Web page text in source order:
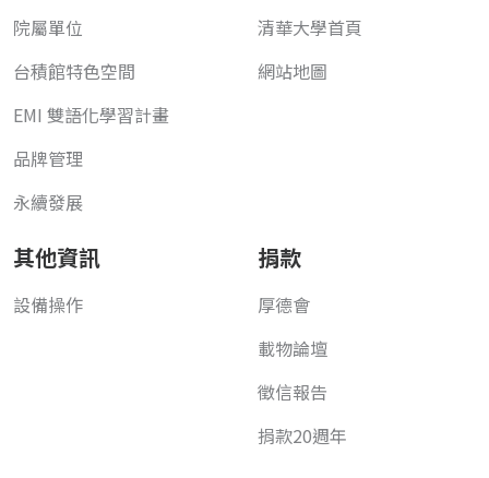
院屬單位
台積館特色空間
EMI 雙語化學習計畫
品牌管理
永續發展
清華大學首頁
網站地圖
其他資訊
設備操作
捐款
厚德會
載物論壇
徵信報告
捐款20週年